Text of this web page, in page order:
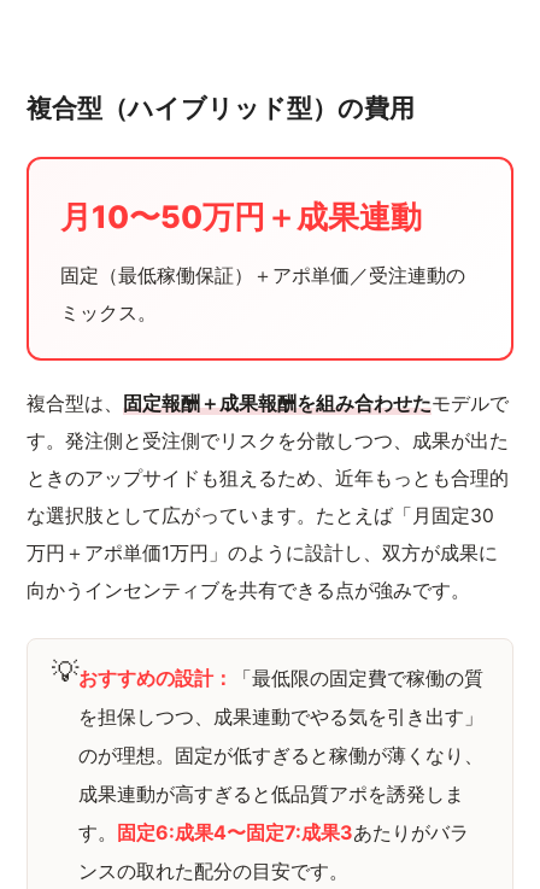
複合型（ハイブリッド型）の費用
月10〜50万円＋成果連動
固定（最低稼働保証）＋アポ単価／受注連動の
ミックス。
複合型は、固定報酬＋成果報酬を組み合わせたモデルで
す。発注側と受注側でリスクを分散しつつ、成果が出た
ときのアップサイドも狙えるため、近年もっとも合理的
な選択肢として広がっています。たとえば「月固定30
万円＋アポ単価1万円」のように設計し、双方が成果に
向かうインセンティブを共有できる点が強みです。
💡おすすめの設計：
「最低限の固定費で稼働の質
を担保しつつ、成果連動でやる気を引き出す」
のが理想。固定が低すぎると稼働が薄くなり、
成果連動が高すぎると低品質アポを誘発しま
す。
固定6:成果4〜固定7:成果3あたりがバラ
ンスの取れた配分の目安です。